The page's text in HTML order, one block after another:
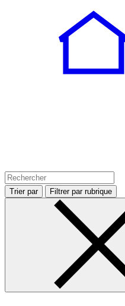
Trier par Filtrer par rubrique